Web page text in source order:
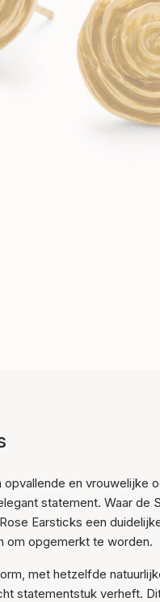
opvallende en
statement. Waar de
Earsticks een
om opgemerkt te worden.
met hetzelfde
statementstuk verheft.